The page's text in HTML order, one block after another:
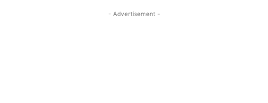
- Advertisement -